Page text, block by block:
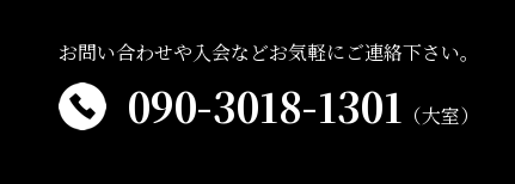
お問い合わせや入会などお気軽にご連絡下さい。
090-3018-1301 （大室）